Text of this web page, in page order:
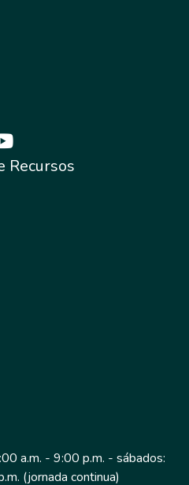
Recursos
a.m. - 9:00 p.m. - sábados:
(jornada continua)